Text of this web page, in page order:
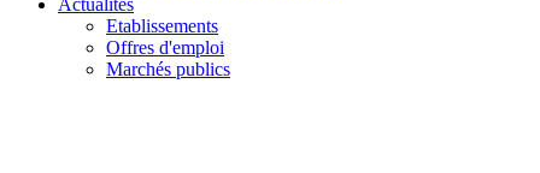
Etablissements
Offres d'emploi
Marchés publics